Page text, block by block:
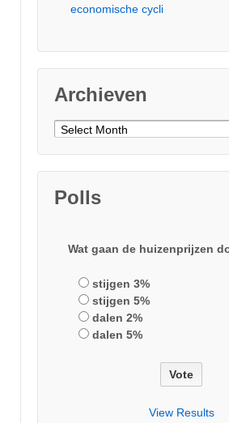
economische cycli
Archieven
Archieven
Polls
Wat gaan de huizenprijzen
stijgen 3%
stijgen 5%
dalen 2%
dalen 5%
View Results